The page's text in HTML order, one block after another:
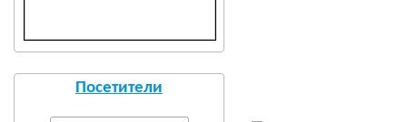
Посетители